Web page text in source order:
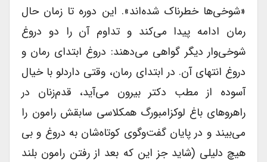
«شوخی‌ها خطرناک شده‌اند». این دوره تا زمان حال
رمان ادامه پیدا می‌کند و تداوم آن را دو دروغ
شوخی‌وار دیگر گواهی می‌دهند: دروغ ابتدای رمان و
دروغ انتهای آن. در ابتدای رمان، وقتی داردلو با خیال
آسوده از مطب دکتر بیرون می‌آید، قدم‌زنان در
راهروهای باغ لوکزامبورگ همکلاسی سابقش رامون را
می‌بیند و در پایان گفت‌و‌گوی کوتاه‌شان به دروغ و بی
هیچ دلیلی (شاید جز این که بعد از رفتن رامون بلند